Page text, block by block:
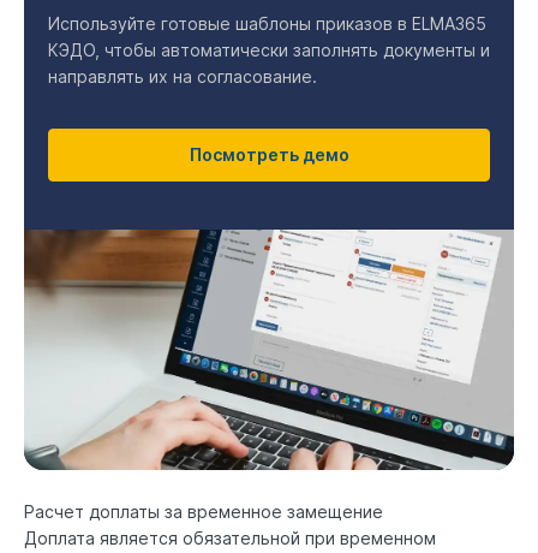
Используйте готовые шаблоны приказов в ELMA365
КЭДО, чтобы автоматически заполнять документы и
направлять их на согласование.
Посмотреть демо
Расчет доплаты за временное замещение
Доплата является обязательной при временном